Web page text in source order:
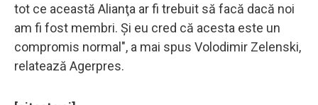
tot ce această Alianţa ar fi trebuit să facă dacă noi
am fi fost membri. Şi eu cred că acesta este un
compromis normal", a mai spus Volodimir Zelenski,
relatează Agerpres.